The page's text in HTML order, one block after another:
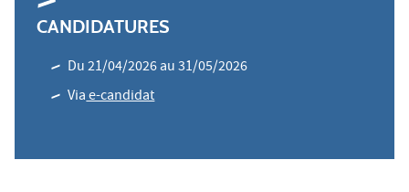
CANDIDATURES
Du 21/04/2026 au 31/05/2026
Viae-candidat